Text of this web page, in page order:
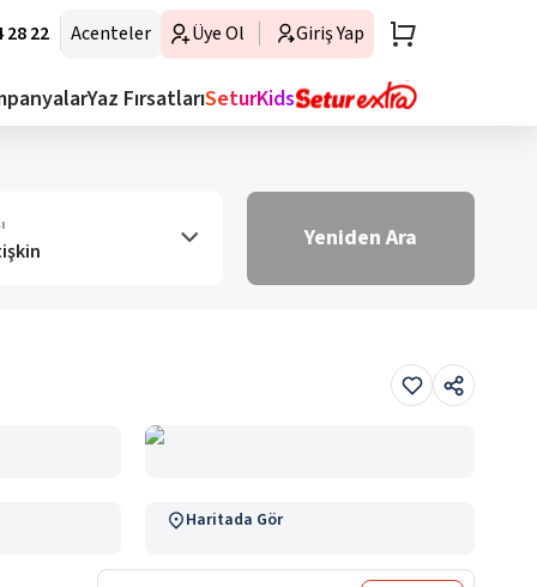
28 22 Acenteler Üye Ol Giriş Yap
Yaz FırsatlarıSeturKids
Yeniden Ara
Haritada Gör